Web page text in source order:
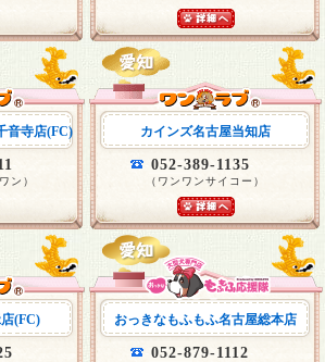
音寺店(FC)
ン）
カインズ名古屋当知店
052-389-1135
（ワンワンサイコー）
(FC) おっきなもふもふ名古屋総本店
052-879-1112